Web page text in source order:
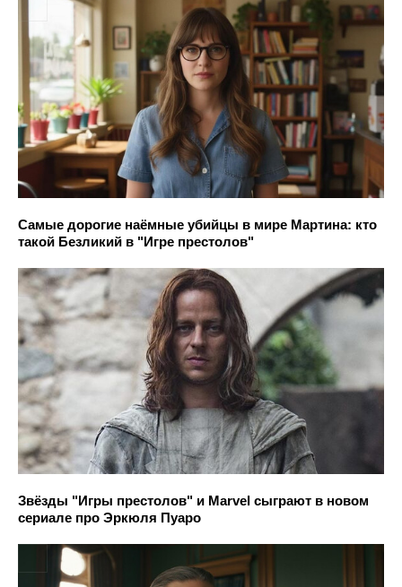
Самые дорогие наёмные убийцы в мире Мартина: кто
такой Безликий в "Игре престолов"
Звёзды "Игры престолов" и Marvel сыграют в новом
сериале про Эркюля Пуаро